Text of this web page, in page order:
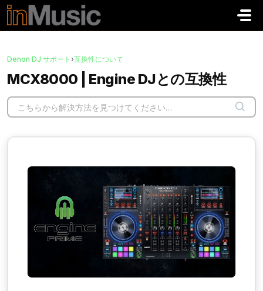
メインコンテンツに移動
Denon DJ サポート ›互換性について
MCX8000 | Engine DJとの互換性